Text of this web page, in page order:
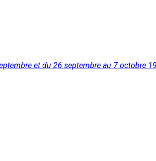
et du 26 septembre au 7 octobre